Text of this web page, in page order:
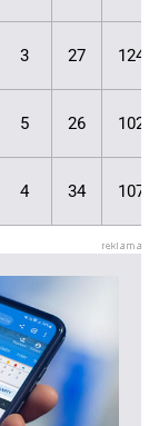
3 27
5 26
4 34